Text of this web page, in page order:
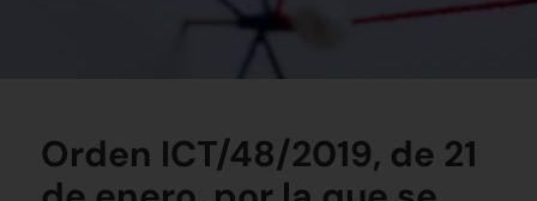
Orden ICT/48/2019, de 21